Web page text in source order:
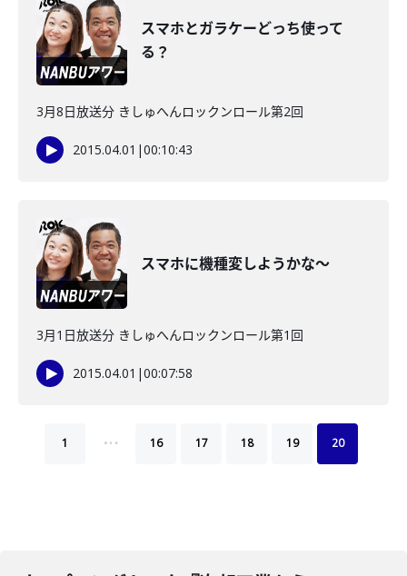
スマホとガラケーどっち使って
る？
3月8日放送分 きしゅへんロックンロール第2回
2015.04.01 |00:10:43
スマホに機種変しようかな～
3月1日放送分 きしゅへんロックンロール第1回
2015.04.01 |00:07:58
1 … 16 17 18 19 20